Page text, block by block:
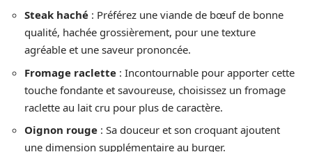
Steak haché : Préférez une viande de bœuf de bonne
qualité, hachée grossièrement, pour une texture
agréable et une saveur prononcée.
Fromage raclette : Incontournable pour apporter cette
touche fondante et savoureuse, choisissez un fromage
raclette au lait cru pour plus de caractère.
Oignon rouge : Sa douceur et son croquant ajoutent
une dimension supplémentaire au burger.